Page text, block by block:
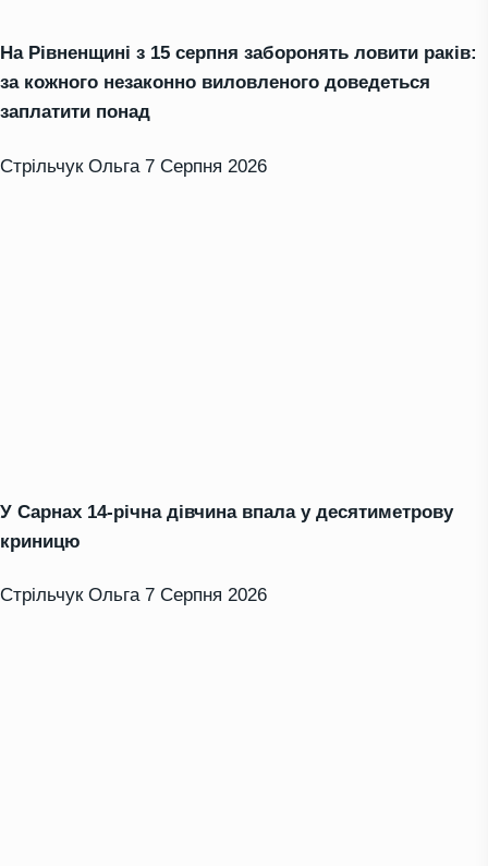
На Рівненщині з 15 серпня заборонять ловити раків:
за кожного незаконно виловленого доведеться
заплатити понад
Стрільчук Ольга 7 Серпня 2026
У Сарнах 14-річна дівчина впала у десятиметрову
криницю
Стрільчук Ольга 7 Серпня 2026